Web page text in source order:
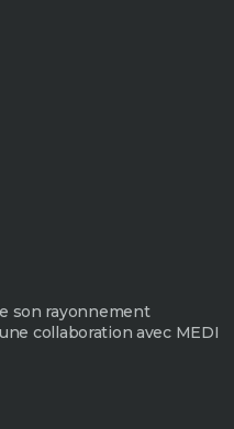
son rayonnement
collaboration avec MEDI